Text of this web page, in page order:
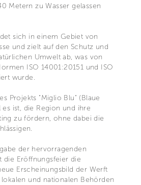
Metern zu Wasser gelassen
sich in einem Gebiet von
und zielt auf den Schutz und
Umwelt ab, was von
ISO 14001:20151 und ISO
wurde.
Projekts "Miglio Blu" (Blaue
es ist, die Region und ihre
zu fördern, ohne dabei die
der hervorragenden
die Eröffnungsfeier die
Erscheinungsbild der Werft
und nationalen Behörden